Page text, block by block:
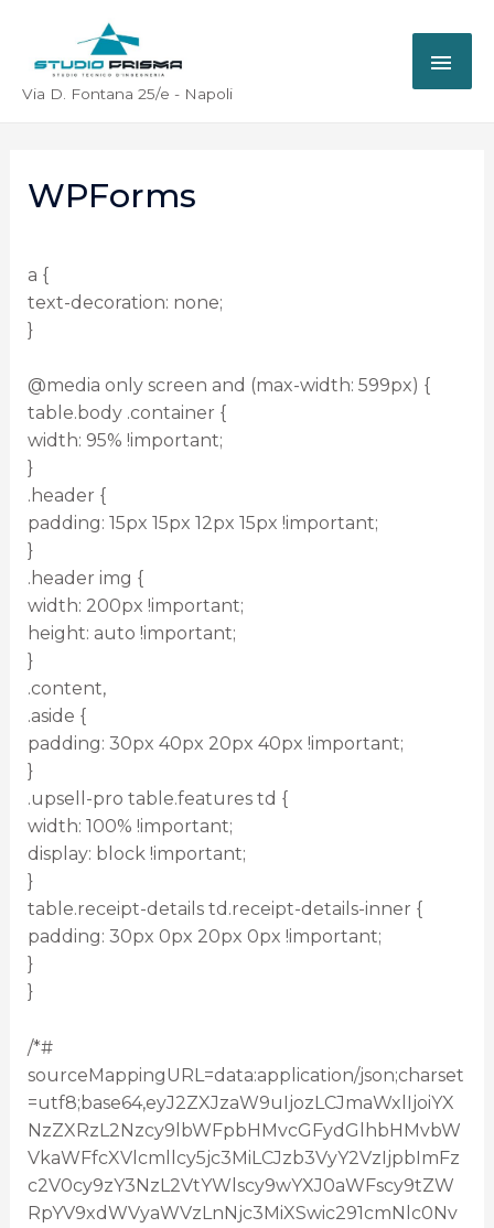
Via D. Fontana 25/e - Napoli
WPForms
a {
text-decoration: none;
}
@media only screen and (max-width: 599px) {
table.body .container {
width: 95% !important;
}
.header {
padding: 15px 15px 12px 15px !important;
}
.header img {
width: 200px !important;
height: auto !important;
}
.content,
.aside {
padding: 30px 40px 20px 40px !important;
}
.upsell-pro table.features td {
width: 100% !important;
display: block !important;
}
table.receipt-details td.receipt-details-inner {
padding: 30px 0px 20px 0px !important;
}
}
/*#
sourceMappingURL=data:application/json;charset
=utf8;base64,eyJ2ZXJzaW9uIjozLCJmaWxlIjoiYX
NzZXRzL2Nzcy9lbWFpbHMvcGFydGlhbHMvbW
VkaWFfcXVlcmllcy5jc3MiLCJzb3VyY2VzIjpbImFz
c2V0cy9zY3NzL2VtYWlscy9wYXJ0aWFscy9tZW
RpYV9xdWVyaWVzLnNjc3MiXSwic291cmNlc0Nv